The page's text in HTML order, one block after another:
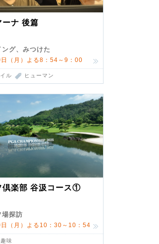
ーナ 後篇
グ、みつけた
（月）よる8：54～9：00
ル ヒューマン
倶楽部 谷汲コース①
場探訪
（月）よる10：30～10：54
趣味